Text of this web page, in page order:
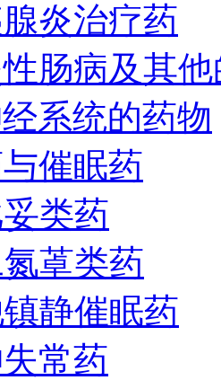
炎治疗药
肠病及其
系统的药物
催眠药
类药
䓬类药
静催眠药
常药